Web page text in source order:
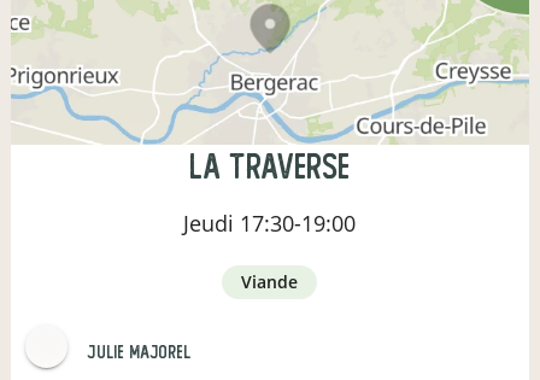
La Traverse
Jeudi 17:30-19:00
viande
julie majorel